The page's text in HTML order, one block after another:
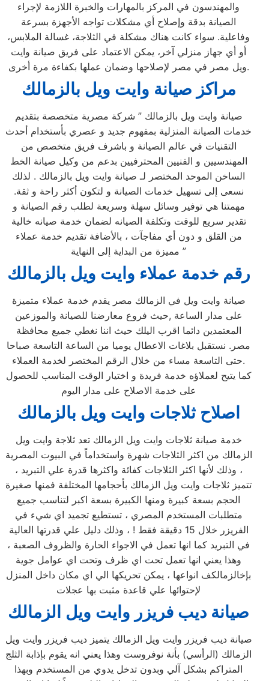
والمهندسون في المركز بالمهارات والخبرة اللازمة لإجراء
الصيانة بدقة وإصلاح أي مشكلات تواجه الأجهزة بسرعة
وفاعلية. سواء كانت هناك مشكلة في الثلاجة، غسالة الملابس،
أو أي جهاز منزلي آخر، يمكن الاعتماد على فريق صيانة وايت
ويل مصر في مصر لإصلاحها وضمان عملها بكفاءة مرة أخرى.
مراكز صيانة وايت ويل بالزمالك
صيانة وايت ويل بالزمالك ” شركة مصرية متخصصة بتقديم
خدمات الصيانة المنزلية بمفهوم جديد و عصري بأستخدام أحدث
التقنيات في عالم الصيانة و باشرف فريق متخصص من
المهندسيين و الفنيين المحترفيين بدعم من وكيل صيانة الخط
الساخن الموحد المختصر لـ صيانة وايت ويل بالزمالك . لذلك
نسعى إلى تسهيل خدمات الصيانة و لتكون أكثر راحة و ثقة.
مهمتنا هي توفير وسائل سهلة وسريعة لطلب رقم الصيانة و
تقدير سريع للوقت وتكلفة الصيانه لضمان خدمة صيانه خالية
من القلق و دون أي مفاجآت ، بالأضافة تقديم خدمة عملاء
مميزة من البداية إلى النهاية ”
رقم خدمة عملاء وايت ويل بالزمالك
صيانة وايت ويل في الزمالك مصر يقدم خدمة عملاء متميزة
على مدار الساعة ,حيث فروع معارضنا للصيانة والموزعين
المعتمدين دائما اقرب اليلك حيث اننا نغطي جميع محافظة
مصر. نستقبل بلاغات الاعطال يوميا من الساعة التاسعة صباحا
حتى التاسعة مساء من خلال الرقم المختصر لخدمة العملاء.
كما يتيح لعملاؤه خدمة فريدة و اختيار الوقت المناسب للحصول
على خدمة الاصلاح على مدار اليوم
اصلاح ثلاجات وايت ويل بالزمالك
خدمة صيانة ثلاجات وايت ويل الزمالك تعد ثلاجة وايت ويل
الزمالك من اكثر الثلاجات شهرة واستخداماً في البيوت المصرية
، وذلك لأنها اكثر الثلاجات كفائة واكثرها قدرة علي التبريد ،
تتميز ثلاجات وايت ويل الزمالك بأحجامها المختلفة فمنها صغيرة
الحجم بسعة كبيرة ومنها الكبيرة بسعة اكبر لتناسب جميع
متطلبات المستخدم المصري ، تستطيع تجميد اي شيء في
الفريزر خلال 15 دقيقة فقط ! ، وذلك دليل علي قدرتها العالية
في التبريد كما انها تعمل في الاجواء الحارة والظروف الصعبة ،
وهذا يعني انها تعمل تحت اي ظرف وتحت اي عوامل جوية
بإخالزمالكف انواعها ، يمكن تحريكها الي اي مكان داخل المنزل
لإحتوائها علي قاعدة مثبت بها عجلات
صيانة ديب فريزر وايت ويل الزمالك
صيانة ديب فريزر وايت ويل الزمالك يتميز ديب فريزر وايت ويل
الزمالك (الرأسي) بأنة نوفروست وهذا يعني انه يقوم بإذابة الثلج
المتراكم بشكل آلي وبدون تدخل يدوي من المستخدم وبهذا